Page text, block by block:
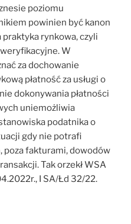
poziomu
powinien być kanon
rynkowa, czyli
weryfikacyjne. W
za dochowanie
płatność za usługi o
dokonywania płatności
uniemożliwia
podatnika o
gdy nie potrafi
poza fakturami, dowodów
Tak orzekł WSA
I SA/Łd 32/22.